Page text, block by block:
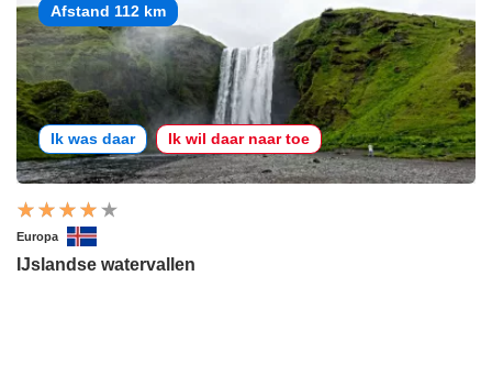
Afstand 112 km
Ik was daar Ik wil daar naar toe
Europa
IJslandse watervallen